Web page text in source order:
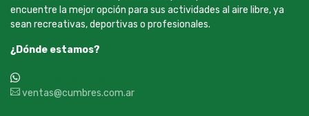
encuentre la mejor opción para sus actividades al aire libre, ya
sean recreativas, deportivas o profesionales.
¿Dónde estamos?
ventas@cumbres.com.ar